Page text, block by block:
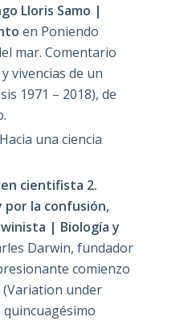
Lloris Samo |
en Poniendo
mar. Comentario
vivencias de un
1971 – 2018), de
Hacia una ciencia
cientifista 2.
por la confusión,
| Biología y
Darwin, fundador
comienzo
under